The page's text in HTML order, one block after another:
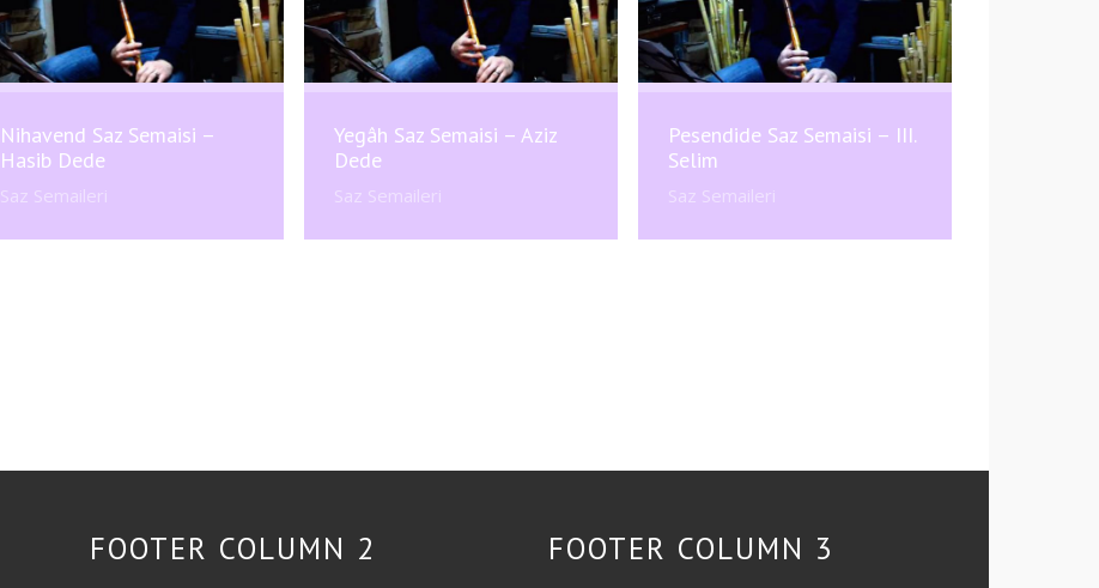
Nihavend Saz Semaisi –
Hasib Dede
Saz Semaileri
Yegâh Saz Semaisi – Aziz
Dede
Saz Semaileri
Pesendide Saz Semaisi – III.
Selim
Saz Semaileri
FOOTER COLUMN 2 FOOTER COLUMN 3